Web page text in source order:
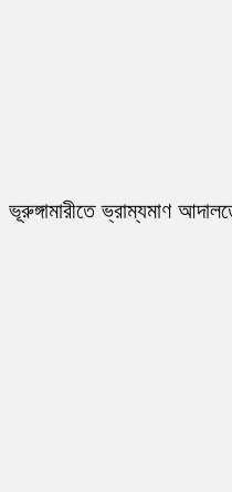
ভূরুঙ্গামারীতে ভ্রাম্যমাণ